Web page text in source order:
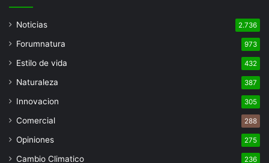
Noticias 2.736
Forumnatura 973
Estilo de vida 432
Naturaleza 387
Innovacion 305
Comercial 288
Opiniones 275
Cambio Climatico 236